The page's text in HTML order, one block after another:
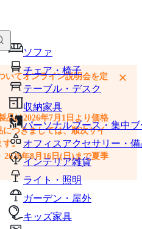
ソファ
チェア・椅子
テーブル・デスク
収納家具
パーソナルブース・集中
オフィスアクセサリー・備
インテリア雑貨
ライト・照明
ガーデン・屋外
キッズ家具
けて、カートに追加できます
いてオンライン説明会を定
は2026年7月1日より価格
つきましては、順次サイ
す。
年8月16日(日)まで夏季
×